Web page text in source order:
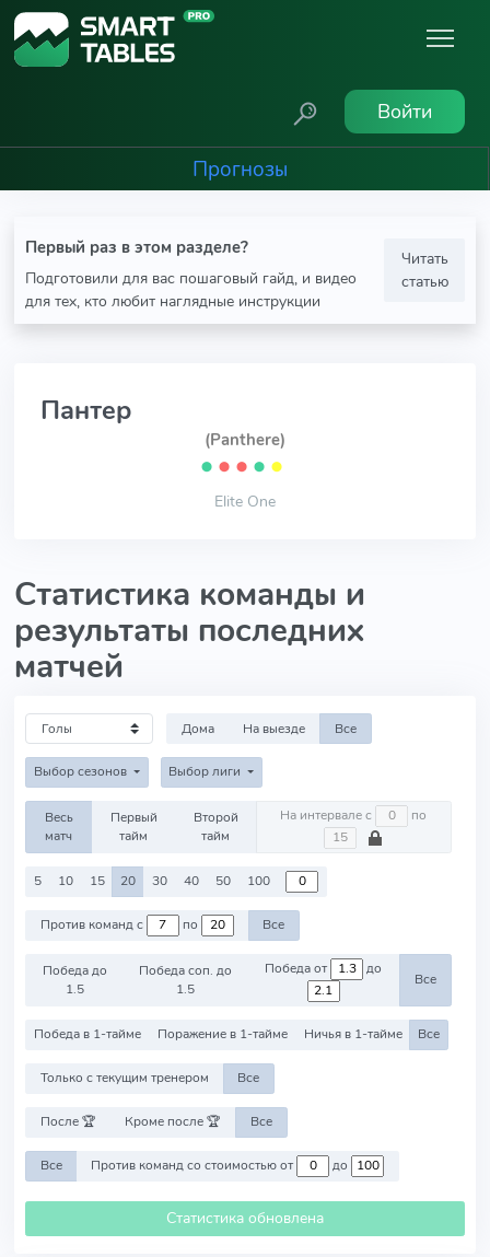
Войти
Прогнозы
Первый раз в этом разделе?
Подготовили для вас пошаговый гайд, и видео
для тех, кто любит наглядные инструкции
Читать
статью
Пантер
(Panthere)
⬤ ⬤ ⬤ ⬤ ⬤
Elite One
Статистика команды и
результаты последних
матчей
Дома На выезде Все
Выбор сезонов Выбор лиги
Весь
матч
Первый
тайм
Второй
тайм
На интервале с по
5 10 15 20 30 40 50 100
Против команд с по Все
Победа до
1.5
Победа соп. до
1.5
Победа от до
Все
Победа в 1-тайме Поражение в 1-тайме Ничья в 1-тайме Все
Только с текущим тренером Все
После 🏆 Кроме после 🏆 Все
Все Против команд со стоимостью от до
Статистика обновлена